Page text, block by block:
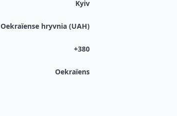
Kyiv
Oekraïense hryvnia (UAH)
+380
Oekraïens